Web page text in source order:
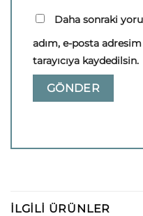
Daha sonraki
adım, e-posta
tarayıcıya kaydedilsin.
İLGILI ÜRÜNLER